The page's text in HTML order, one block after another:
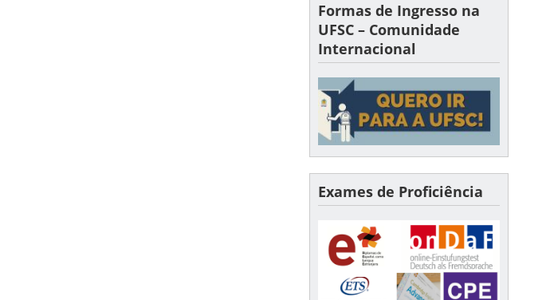
Formas de Ingresso na
UFSC – Comunidade
Internacional
Exames de Proficiência